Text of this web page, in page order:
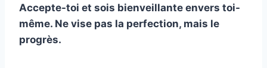
Accepte-toi et sois bienveillante envers toi-
même. Ne vise pas la perfection, mais le
progrès.